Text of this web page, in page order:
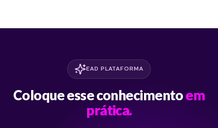
EAD PLATAFORMA
Coloque esse conhecimentoem
prática.